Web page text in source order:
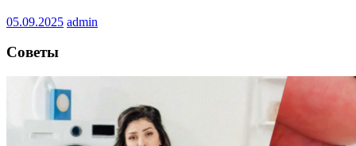
05.09.2025 admin
Советы